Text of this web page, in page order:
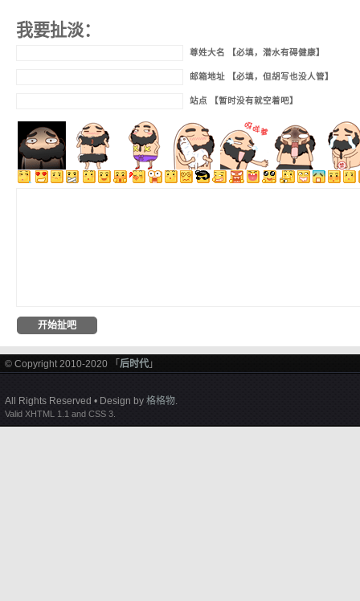
我要扯淡：
尊姓大名 【必填，潜水有碍健康】
邮箱地址 【必填，但胡写也没人管】
站点 【暂时没有就空着吧】
© Copyright 2010-2020 「 后时代 」
All Rights Reserved • Design by 格格物.
Valid XHTML 1.1 and CSS 3.